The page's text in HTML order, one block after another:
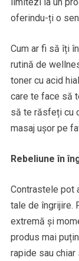
oferindu-ți o
Cum ar fi să îți
rutină de
toner cu acid
care te face să
să te răsfeți cu
masaj ușor pe
Rebeliune în
Contrastele pot
tale de îngrijire.
extremă și
produs mai
rapide sau chiar